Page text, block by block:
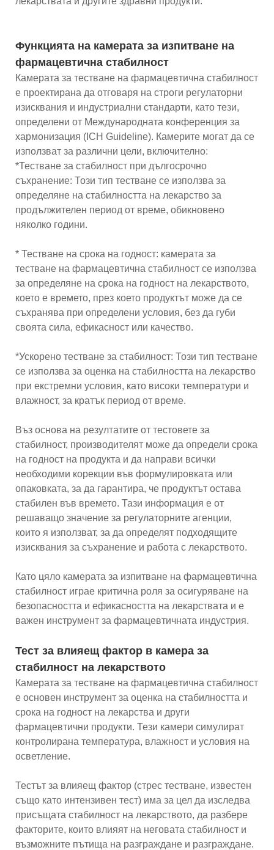
Функцията на камерата за изпитване на
фармацевтична стабилност
Камерата за тестване на фармацевтична стабилност
е проектирана да отговаря на строги регулаторни
изисквания и индустриални стандарти, като тези,
определени от Международната конференция за
хармонизация (ICH Guideline). Камерите могат да се
използват за различни цели, включително:
*Тестване за стабилност при дългосрочно
съхранение: Този тип тестване се използва за
определяне на стабилността на лекарство за
продължителен период от време, обикновено
няколко години.
* Тестване на срока на годност: камерата за
тестване на фармацевтична стабилност се използва
за определяне на срока на годност на лекарството,
което е времето, през което продуктът може да се
съхранява при определени условия, без да губи
своята сила, ефикасност или качество.
*Ускорено тестване за стабилност: Този тип тестване
се използва за оценка на стабилността на лекарство
при екстремни условия, като високи температури и
влажност, за кратък период от време.
Въз основа на резултатите от тестовете за
стабилност, производителят може да определи срока
на годност на продукта и да направи всички
необходими корекции във формулировката или
опаковката, за да гарантира, че продуктът остава
стабилен във времето. Тази информация е от
решаващо значение за регулаторните агенции,
които я използват, за да определят подходящите
изисквания за съхранение и работа с лекарството.
Като цяло камерата за изпитване на фармацевтична
стабилност играе критична роля за осигуряване на
безопасността и ефикасността на лекарствата и е
важен инструмент за фармацевтичната индустрия.
Тест за влияещ фактор в камера за
стабилност на лекарството
Камерата за тестване на фармацевтична стабилност
е основен инструмент за оценка на стабилността и
срока на годност на лекарства и други
фармацевтични продукти. Тези камери симулират
контролирана температура, влажност и условия на
осветление.
Тестът за влияещ фактор (стрес тестване, известен
също като интензивен тест) има за цел да изследва
присъщата стабилност на лекарството, да разбере
факторите, които влияят на неговата стабилност и
възможните пътища на разграждане и разграждане.